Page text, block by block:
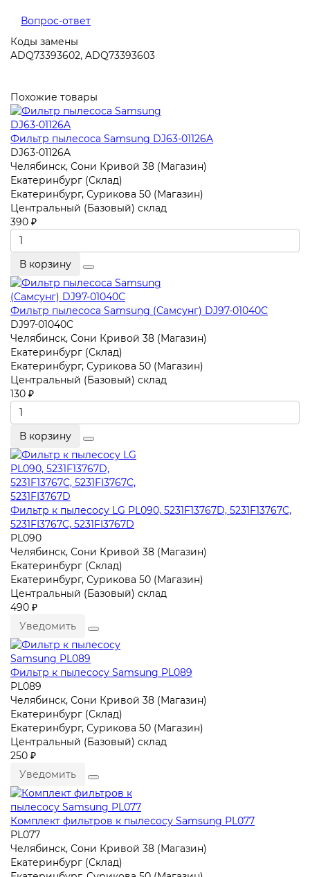
Вопрос-ответ
Коды замены
ADQ73393602, ADQ73393603
Похожие товары
Фильтр пылесоса Samsung DJ63-01126A
DJ63-01126A
Челябинск, Сони Кривой 38 (Магазин)
Екатеринбург (Склад)
Екатеринбург, Сурикова 50 (Магазин)
Центральный (Базовый) склад
390 ₽
В корзину
Фильтр пылесоса Samsung (Самсунг) DJ97-01040C
DJ97-01040C
Челябинск, Сони Кривой 38 (Магазин)
Екатеринбург (Склад)
Екатеринбург, Сурикова 50 (Магазин)
Центральный (Базовый) склад
130 ₽
В корзину
Фильтр к пылесосу LG PL090, 5231F13767D, 5231F13767C,
5231FI3767C, 5231FI3767D
PL090
Челябинск, Сони Кривой 38 (Магазин)
Екатеринбург (Склад)
Екатеринбург, Сурикова 50 (Магазин)
Центральный (Базовый) склад
490 ₽
Уведомить
Фильтр к пылесосу Samsung PL089
PL089
Челябинск, Сони Кривой 38 (Магазин)
Екатеринбург (Склад)
Екатеринбург, Сурикова 50 (Магазин)
Центральный (Базовый) склад
250 ₽
Уведомить
Комплект фильтров к пылесосу Samsung PL077
PL077
Челябинск, Сони Кривой 38 (Магазин)
Екатеринбург (Склад)